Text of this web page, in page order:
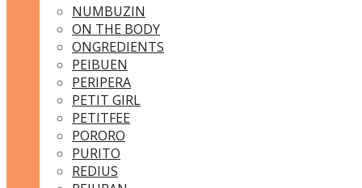
NUMBUZIN
ON THE BODY
ONGREDIENTS
PEIBUEN
PERIPERA
PETIT GIRL
PETITFEE
PORORO
PURITO
REDIUS